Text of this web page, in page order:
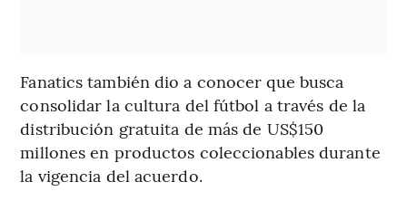
Fanatics también dio a conocer que busca
consolidar la cultura del fútbol a través de la
distribución gratuita de más de US$150
millones en productos coleccionables durante
la vigencia del acuerdo.